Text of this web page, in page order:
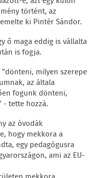
történt, az
ki Pintér Sándor.
ő maga eddig is vállalta
is fogja.
milyen szerepe
az általa
fogunk dönteni,
- tette hozzá.
az óvodák
hogy mekkora a
egy pedagógusra
ami az EU-